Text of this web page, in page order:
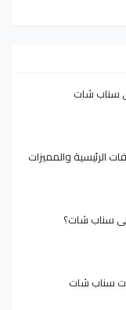
سناب شات
الرئيسية والمميزات
سناب شات؟
سناب شات